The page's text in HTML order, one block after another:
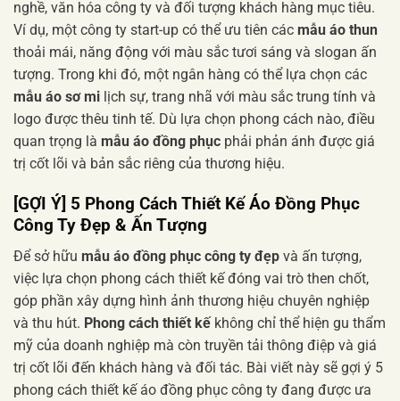
nghề, văn hóa công ty và đối tượng khách hàng mục tiêu.
Ví dụ, một công ty start-up có thể ưu tiên các mẫu áo thun
thoải mái, năng động với màu sắc tươi sáng và slogan ấn
tượng. Trong khi đó, một ngân hàng có thể lựa chọn các
mẫu áo sơ mi lịch sự, trang nhã với màu sắc trung tính và
logo được thêu tinh tế. Dù lựa chọn phong cách nào, điều
quan trọng là mẫu áo đồng phục phải phản ánh được giá
trị cốt lõi và bản sắc riêng của thương hiệu.
[GỢI Ý] 5 Phong Cách Thiết Kế Áo Đồng Phục
Công Ty Đẹp & Ấn Tượng
Để sở hữu mẫu áo đồng phục công ty đẹp và ấn tượng,
việc lựa chọn phong cách thiết kế đóng vai trò then chốt,
góp phần xây dựng hình ảnh thương hiệu chuyên nghiệp
và thu hút. Phong cách thiết kếkhông chỉ thể hiện gu thẩm
mỹ của doanh nghiệp mà còn truyền tải thông điệp và giá
trị cốt lõi đến khách hàng và đối tác. Bài viết này sẽ gợi ý 5
phong cách thiết kế áo đồng phục công ty đang được ưa